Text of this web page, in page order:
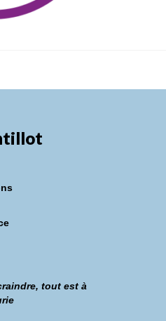
tout est à